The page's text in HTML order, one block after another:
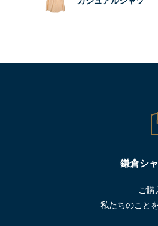
鎌倉シ
ご購
私たちのこと